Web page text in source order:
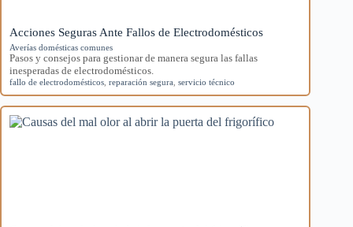
Acciones Seguras Ante Fallos de Electrodomésticos
Averías domésticas comunes
Pasos y consejos para gestionar de manera segura las fallas
inesperadas de electrodomésticos.
fallo de electrodomésticos reparación segura servicio técnico